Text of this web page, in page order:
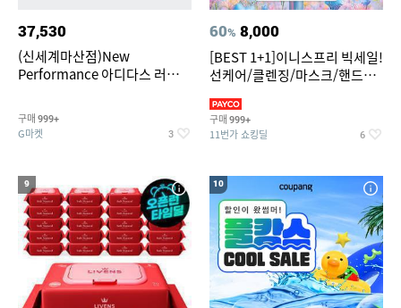
37,530
(신세계마산점)New
Performance 아디다스 러닝화
구매 999+
G마켓 3
60% 8,000
[BEST 1+1]이니스프리 빅세일!
선케어/클렌징/마스크/핸드크
구매 999+
11번가 쇼킹딜 6
9 10